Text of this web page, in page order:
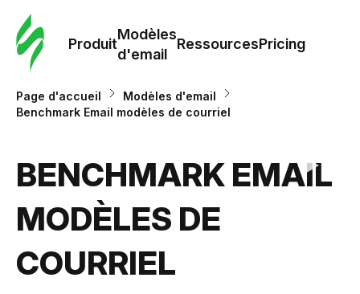
Produit
Modèles
d'email
RessourcesPricing
Page d'accueil
Modèles d'email
Benchmark Email modèles de courriel
BENCHMARK EMAIL
MODÈLES DE
COURRIEL